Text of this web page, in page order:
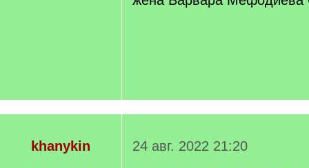
khanykin
24 авг. 2022 21:20